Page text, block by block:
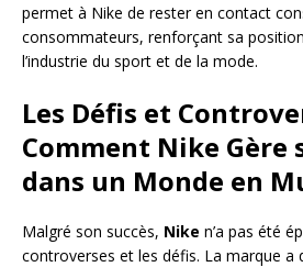
permet à Nike de rester en contact
consommateurs, renforçant sa
l’industrie du sport et de la mode.
Les Défis et
Comment Nike Gère
dans un Monde en
Malgré son succès, Nike n’a pas été
controverses et les défis. La marque a